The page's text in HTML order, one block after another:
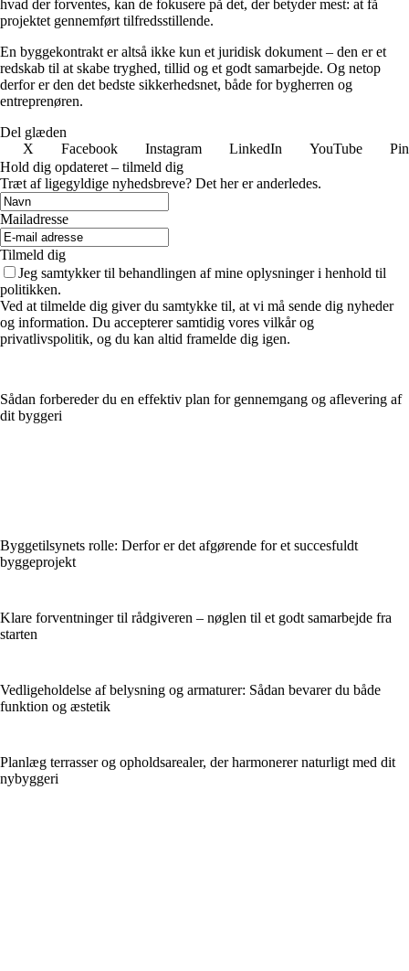
hvad der forventes, kan de fokusere på det, der betyder mest: at få
projektet gennemført tilfredsstillende.
En byggekontrakt er altså ikke kun et juridisk dokument – den er et
redskab til at skabe tryghed, tillid og et godt samarbejde. Og netop
derfor er den det bedste sikkerhedsnet, både for bygherren og
entreprenøren.
Del glæden
X
Facebook Instagram LinkedIn YouTube
Hold dig opdateret – tilmeld dig
Træt af ligegyldige nyhedsbreve? Det her er anderledes.
Mailadresse
Tilmeld dig
Jeg samtykker til behandlingen af mine oplysninger i henhold til
politikken.
Ved at tilmelde dig giver du samtykke til, at vi må sende dig nyheder
og information. Du accepterer samtidig vores vilkår og
privatlivspolitik, og du kan altid framelde dig igen.
Sådan forbereder du en effektiv plan for gennemgang og aflevering af
dit byggeri
Byggetilsynets rolle: Derfor er det afgørende for et succesfuldt
byggeprojekt
Klare forventninger til rådgiveren – nøglen til et godt samarbejde fra
starten
Vedligeholdelse af belysning og armaturer: Sådan bevarer du både
funktion og æstetik
Planlæg terrasser og opholdsarealer, der harmonerer naturligt med dit
nybyggeri